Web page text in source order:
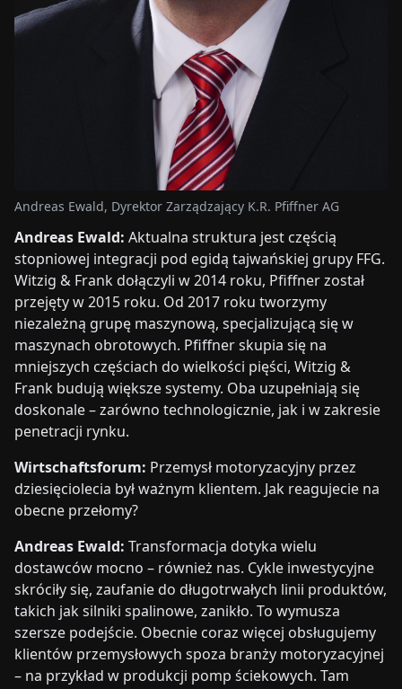
Andreas Ewald, Dyrektor Zarządzający K.R. Pfiffner AG
Andreas Ewald: Aktualna struktura jest częścią
stopniowej integracji pod egidą tajwańskiej grupy FFG.
Witzig & Frank dołączyli w 2014 roku, Pfiffner został
przejęty w 2015 roku. Od 2017 roku tworzymy
niezależną grupę maszynową, specjalizującą się w
maszynach obrotowych. Pfiffner skupia się na
mniejszych częściach do wielkości pięści, Witzig &
Frank budują większe systemy. Oba uzupełniają się
doskonale – zarówno technologicznie, jak i w zakresie
penetracji rynku.
Wirtschaftsforum: Przemysł motoryzacyjny przez
dziesięciolecia był ważnym klientem. Jak reagujecie na
obecne przełomy?
Andreas Ewald: Transformacja dotyka wielu
dostawców mocno – również nas. Cykle inwestycyjne
skróciły się, zaufanie do długotrwałych linii produktów,
takich jak silniki spalinowe, zanikło. To wymusza
szersze podejście. Obecnie coraz więcej obsługujemy
klientów przemysłowych spoza branży motoryzacyjnej
– na przykład w produkcji pomp ściekowych. Tam